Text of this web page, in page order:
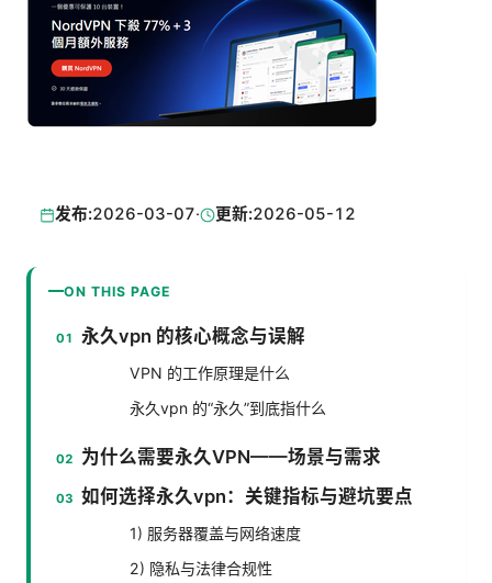
发布:2026-03-07· 更新:2026-05-12
ON THIS PAGE
永久vpn 的核心概念与误解
VPN 的工作原理是什么
永久vpn 的“永久”到底指什么
为什么需要永久VPN——场景与需求
如何选择永久vpn：关键指标与避坑要点
1) 服务器覆盖与网络速度
2) 隐私与法律合规性